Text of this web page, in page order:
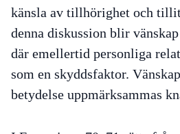
känsla av tillhörighet och
denna diskussion blir
där emellertid personliga
som en skyddsfaktor.
betydelse uppmärksammas